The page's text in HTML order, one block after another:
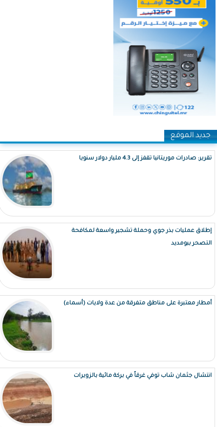
جديد الموقع
تقرير: صادرات موريتانيا تقفز إلى 4.3 مليار دولار سنويا
إطلاق عمليات بذر جوي وحملة تشجير واسعة لمكافحة
التصحر ببومديد
أمطار معتبرة على مناطق متفرقة من عدة ولايات (أسماء)
انتشال جثمان شاب توفي غرقاً في بركة مائية بالزويرات